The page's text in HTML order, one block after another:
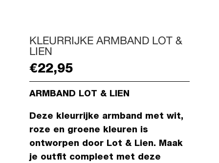
KLEURRIJKE ARMBAND LOT &
LIEN
€22,95
ARMBAND LOT & LIEN
Deze kleurrijke armband met wit,
roze en groene kleuren is
ontworpen door Lot & Lien. Maak
je outfit compleet met deze